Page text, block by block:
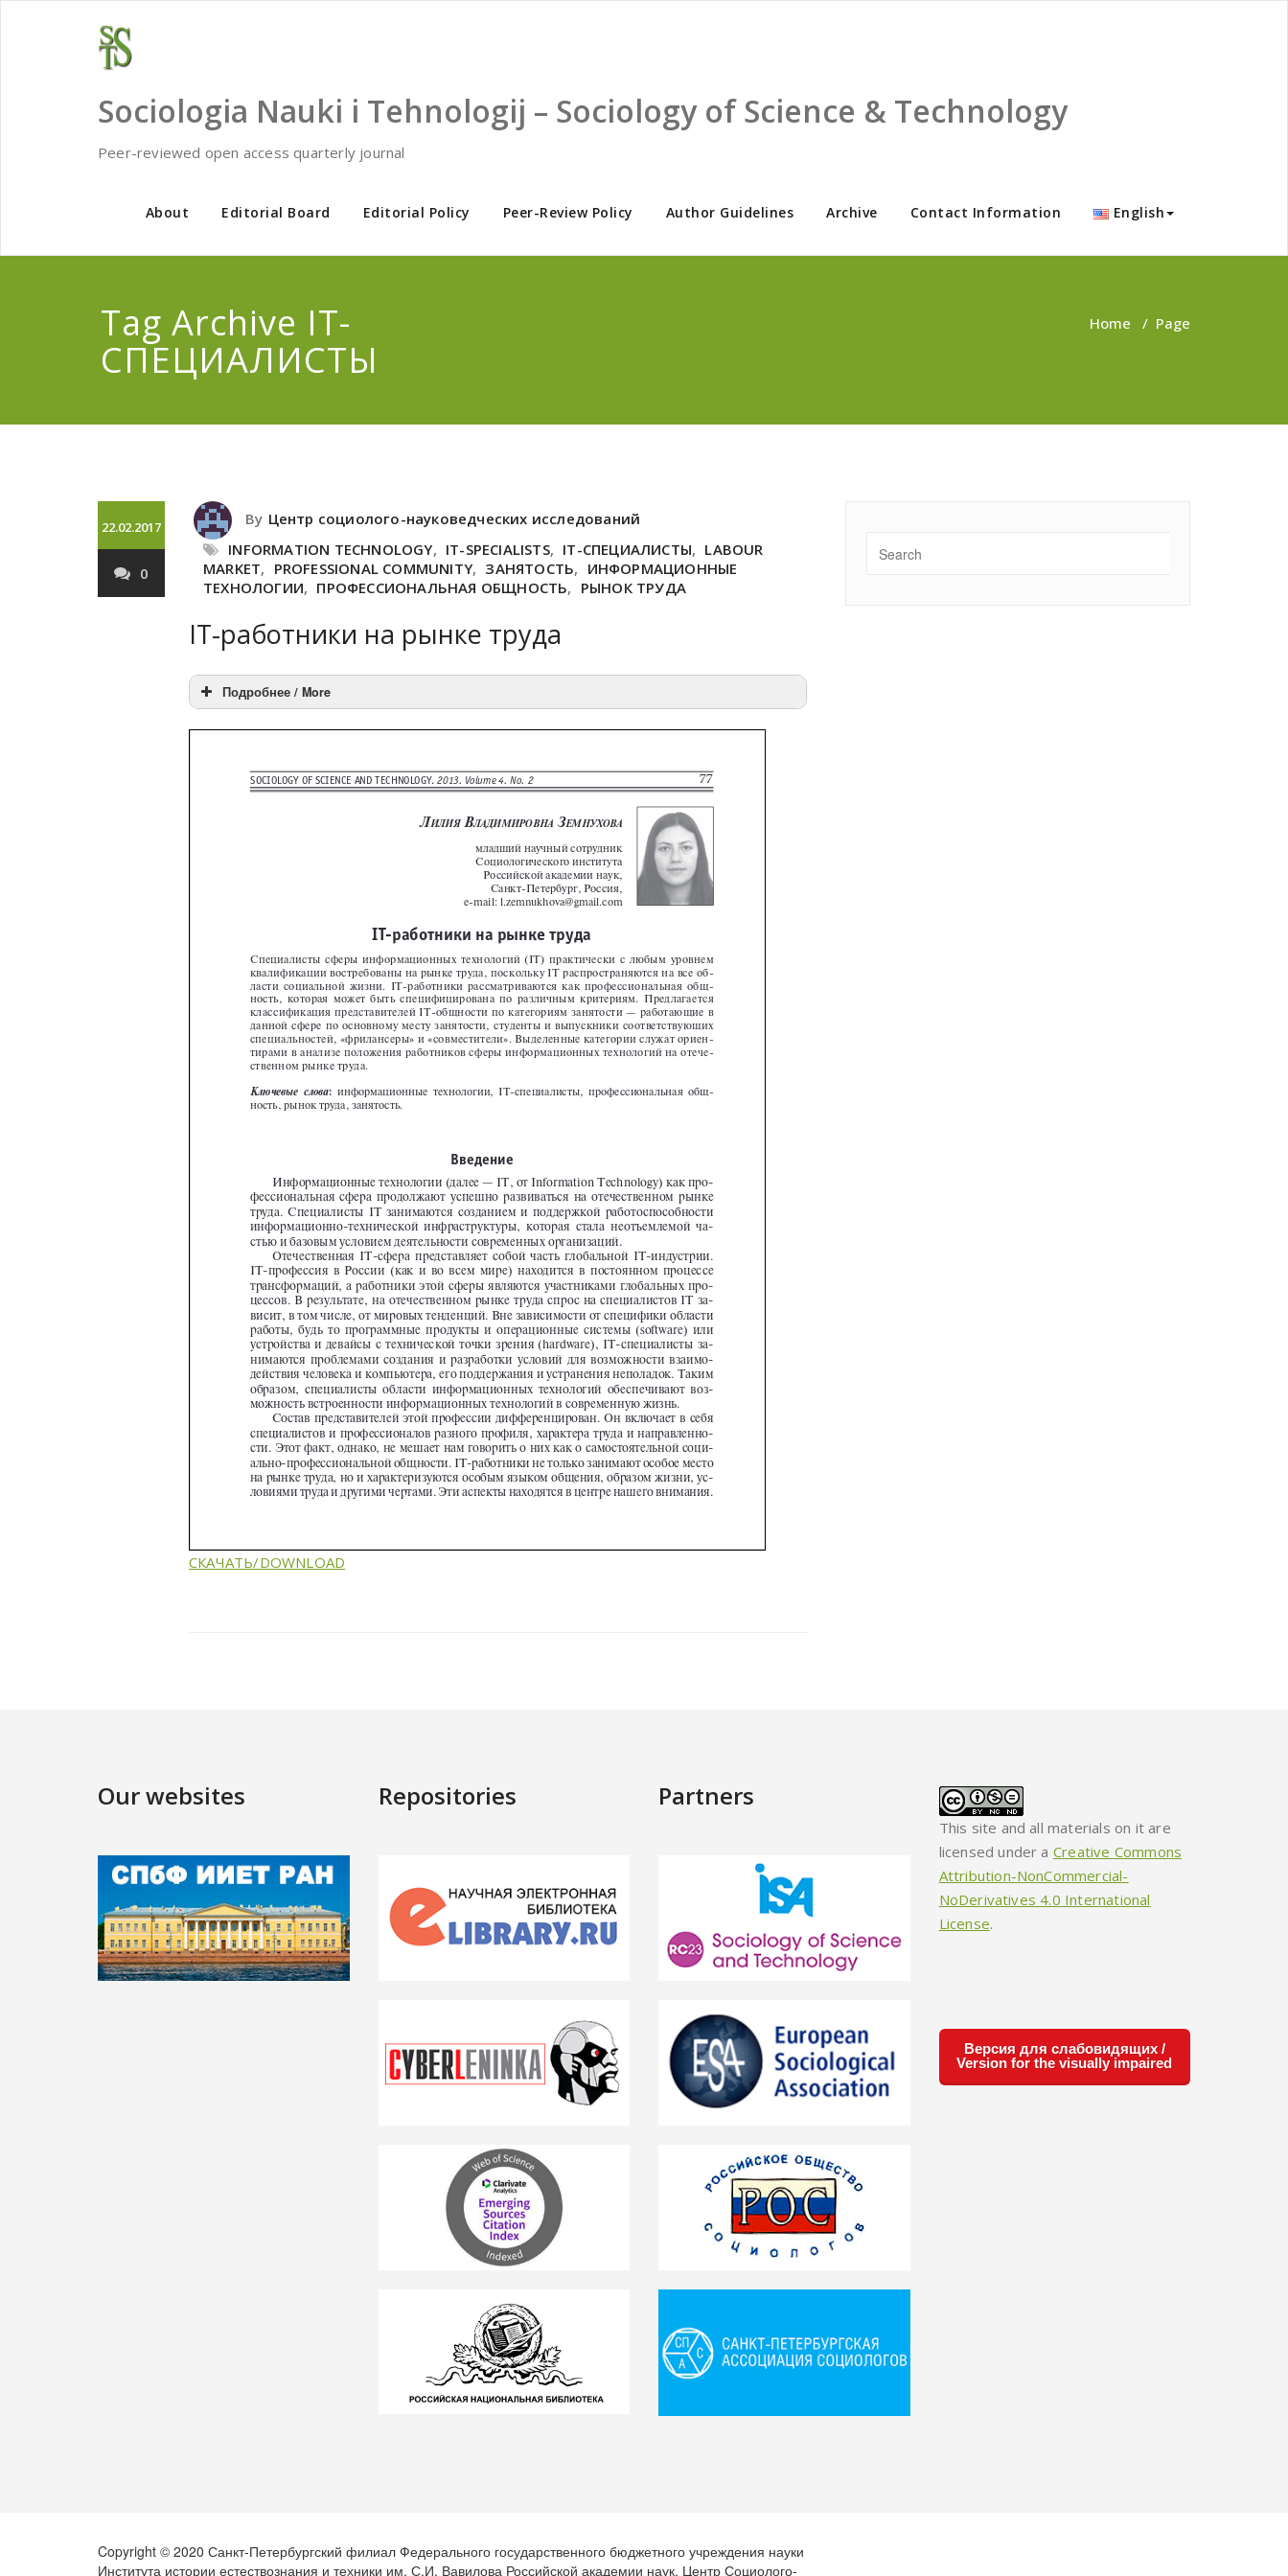
Sociologia Nauki i Tehnologij – Sociology of Science & Technology
Peer-reviewed open access quarterly journal
About Editorial Board Editorial Policy Peer-Review Policy Author Guidelines Archive Contact Information English
Tag Archive IT-
СПЕЦИАЛИСТЫ
Home / Page
22.02.2017
0
By Центр социолого-науковедческих исследований
INFORMATION TECHNOLOGY, IT-SPECIALISTS, IT-СПЕЦИАЛИСТЫ, LABOUR
MARKET, PROFESSIONAL COMMUNITY, ЗАНЯТОСТЬ, ИНФОРМАЦИОННЫЕ
ТЕХНОЛОГИИ, ПРОФЕССИОНАЛЬНАЯ ОБЩНОСТЬ, РЫНОК ТРУДА
IT-работники на рынке труда
Подробнее / More
СКАЧАТЬ/DOWNLOAD
Our websites Repositories Partners
This site and all materials on it are
licensed under a Creative Commons
Attribution-NonCommercial-
NoDerivatives 4.0 International
License.
Версия для слабовидящих /
Version for the visually impaired
Copyright © 2020 Санкт-Петербургский филиал Федерального государственного бюджетного учреждения науки
Института истории естествознания и техники им. С.И. Вавилова Российской академии наук. Центр Социолого-